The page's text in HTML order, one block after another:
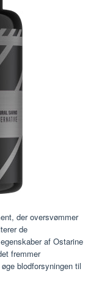
der oversvømmer
de
af Ostarine
fremmer
blodforsyningen til